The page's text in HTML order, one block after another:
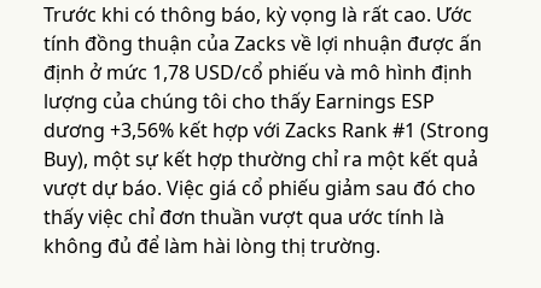
Trước khi có thông báo, kỳ vọng là rất cao. Ước
tính đồng thuận của Zacks về lợi nhuận được ấn
định ở mức 1,78 USD/cổ phiếu và mô hình định
lượng của chúng tôi cho thấy Earnings ESP
dương +3,56% kết hợp với Zacks Rank #1 (Strong
Buy), một sự kết hợp thường chỉ ra một kết quả
vượt dự báo. Việc giá cổ phiếu giảm sau đó cho
thấy việc chỉ đơn thuần vượt qua ước tính là
không đủ để làm hài lòng thị trường.